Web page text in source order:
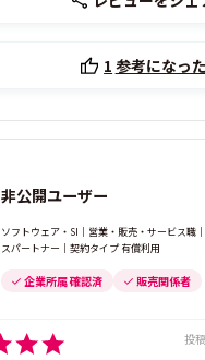
1 参考になった
非公開ユーザー
ソフトウェア・SI｜営業・販売・サービス職
スパートナー｜契約タイプ 有償利用
企業所属 確認済 販売関係者
投